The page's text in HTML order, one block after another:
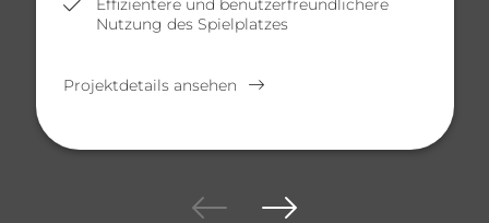
Nutzung des Spielplatzes
Projektdetails ansehen